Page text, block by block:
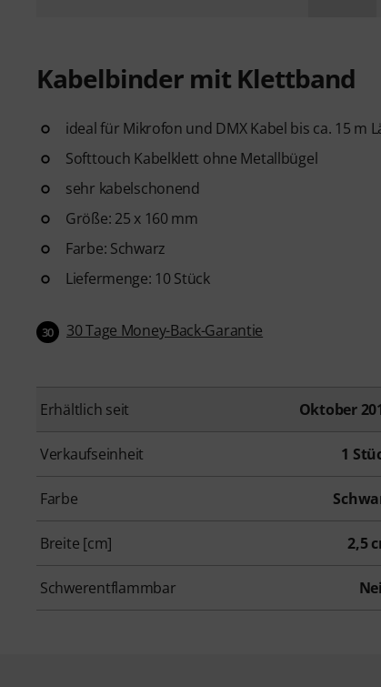
Kabelbinder mit Klettband
ideal für Mikrofon und DMX Kabel bis ca. 15 m
Softtouch Kabelklett ohne Metallbügel
sehr kabelschonend
Größe: 25 x 160 mm
Farbe: Schwarz
Liefermenge: 10 Stück
30 30 Tage Money-Back-Garantie
Erhältlich seit Oktober
Verkaufseinheit 1
Farbe
Breite [cm] 2,5
Schwerentflammbar